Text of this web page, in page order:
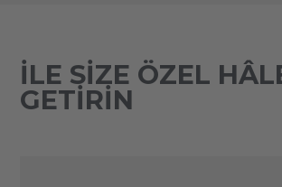
ILE SIZE ÖZEL
GETIRIN